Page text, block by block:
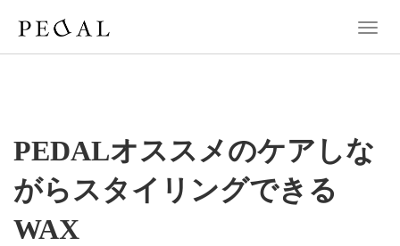
T
a
PEDALオススメのケアしな
がらスタイリングできる
WAX